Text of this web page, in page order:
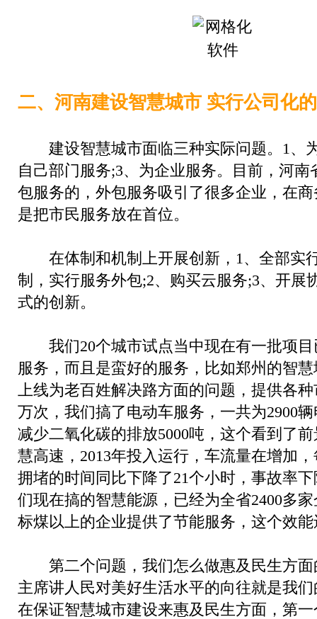
二、河南建设智慧城市 实行公司化
建设智慧城市面临三种实际问题。1、
自己部门服务;3、为企业服务。目前，河南
包服务的，外包服务吸引了很多企业，在
是把市民服务放在首位。
在体制和机制上开展创新，1、全部实
制，实行服务外包;2、购买云服务;3、开展
式的创新。
我们20个城市试点当中现在有一批项目
服务，而且是蛮好的服务，比如郑州的智
上线为老百姓解决路方面的问题，提供各
万次，我们搞了电动车服务，一共为2900
减少二氧化碳的排放5000吨，这个看到了
慧高速，2013年投入运行，车流量在增加
拥堵的时间同比下降了21个小时，事故率
们现在搞的智慧能源，已经为全省2400多
标煤以上的企业提供了节能服务，这个效
第二个问题，我们怎么做惠及民生方面
主席讲人民对美好生活水平的向往就是我
在保证智慧城市建设来惠及民生方面，第